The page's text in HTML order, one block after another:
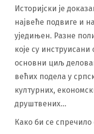
Историјски је
највеће подвиге и
уједињен. Разне
које су
основни циљ
већих подела у
културних,
друштвених…
Како би се